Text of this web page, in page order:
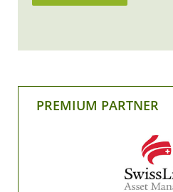
PREMIUM PARTNER